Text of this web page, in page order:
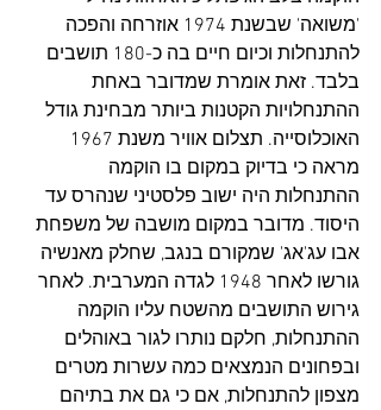
'משואה' שבשנת 1974 אוזרחה והפכה
להתנחלות וכיום חיים בה כ-180 תושבים
בלבד. זאת אומרת שמדובר באחת
ההתנחלויות הקטנות ביותר מבחינת גודל
מראה כי בדיוק במקום בו הוקמה
ההתנחלות היה ישוב פלסטיני שנהרס עד
היסוד. מדובר במקום מושבה של משפחת
אבו עג'אג' שמקורם בנגב, שחלק מאנשיה
גורשו לאחר 1948 לגדה המערבית. לאחר
גירוש התושבים מהשטח עליו הוקמה
ההתנחלות, חלקם נותרו לגור באוהלים
ובפחונים הנמצאים כמה עשרות מטרים
מצפון להתנחלות, אם כי גם את בתיהם